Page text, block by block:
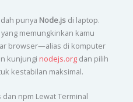
punya Node.jsdi laptop.
memungkinkan kamu
browser—alias di komputer
kunjungi nodejs.orgdan pilih
kestabilan maksimal.
dan npm Lewat Terminal